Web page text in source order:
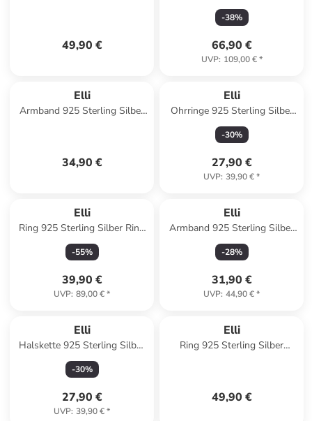
49,90 €
Astro, Halbmond, Sterne,
Stern in Gold
-38%
66,90 €
UVP: 109,00 €*
Elli
Armband 925 Sterling Silber
34,90 €
Elli
Ohrringe 925 Sterling Silber
Einhorn in Gold
-30%
27,90 €
UVP: 39,90 €*
Elli
Ring 925 Sterling Silber Ring
Set in Gold
-55%
39,90 €
UVP: 89,00 €*
Elli
Armband 925 Sterling Silber
Infinity in Silber
-28%
31,90 €
UVP: 44,90 €*
Elli
Halskette 925 Sterling Silber
Herz in Schwarz
-30%
27,90 €
UVP: 39,90 €*
Elli
Ring 925 Sterling Silber
49,90 €